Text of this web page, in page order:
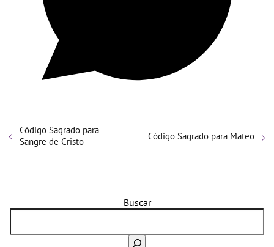
Código Sagrado para
Sangre de Cristo
Código Sagrado para Mateo
Buscar